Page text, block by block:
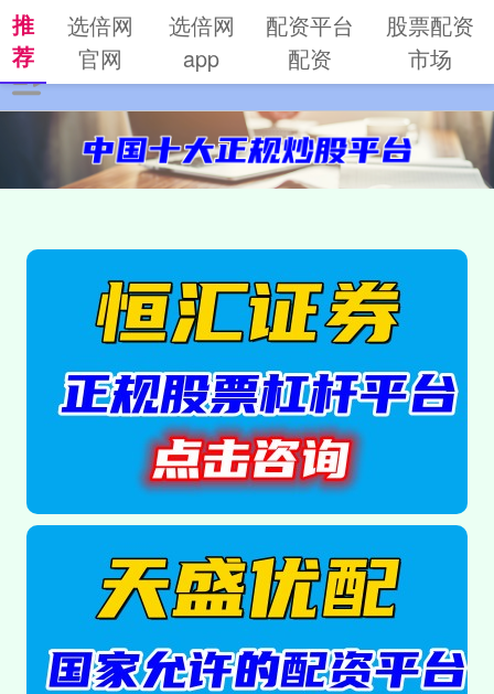
推
荐
选倍网
官网
选倍网
app
配资平台
配资
股票配资
市场